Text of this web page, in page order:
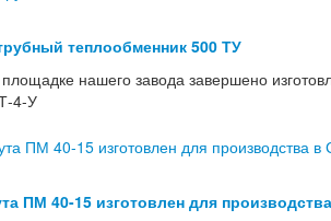
теплообменник 500 ТУ
нашего завода завершено
4-У
ПМ 40-15 изготовлен для